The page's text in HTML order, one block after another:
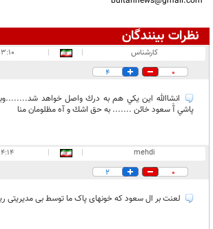
نظرات بینندگان
در انتظار بررسی:
كارشناس |
|
۱۳:۱۰ - ۱۳۹۴/
0
4
انشاالله اين يكي هم به درك واصل خواهد
پاشي آْ سعود خائن ....... به حق اشك و آه مظلومان منا
mehdi
|
|
۱۴:۱۴ - ۱۳۹۴/
0
2
لعنت بر ال سعود که خونهای پاک ما توسط بی مدیریتی